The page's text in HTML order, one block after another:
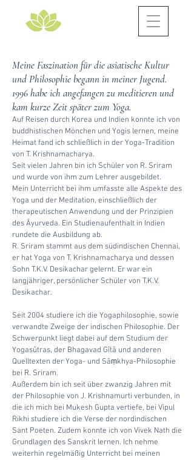
Meine Faszination für die asiatische Kultur
und Philosophie begann in meiner Jugend.
1996 habe ich angefangen zu meditieren und
kam kurze Zeit später zum Yoga.
Auf Reisen durch Korea und Indien konnte ich von
buddhistischen Mönchen und Yogis lernen, meine
Heimat fand ich schließlich in der Yoga-Tradition
von T. Krishnamacharya.
Seit vielen Jahren bin ich Schüler von R. Sriram
und wurde von ihm zum Lehrer ausgebildet.
Mein Unterricht bei ihm umfasste alle Aspekte des
Yoga und der Meditation, einschließlich der
therapeutischen Anwendung und der Prinzipien
des Āyurveda. Ein Studienaufenthalt in Indien
rundete die Ausbildung ab.
R. Sriram stammt aus dem südindischen Chennai,
er hat Yoga von T. Krishnamacharya und dessen
Sohn T.K.V. Desikachar gelernt. Er war ein
langjähriger, persönlicher Schüler von T.K.V.
Desikachar.
Seit 2004 studiere ich die Yogaphilosophie, sowie
verwandte Zweige der indischen Philosophie. Der
Schwerpunkt liegt dabei auf dem Studium der
Yogasūtras, der Bhagavad Gītā und anderen
Quelltexten der Yoga- und Sāṃkhya-Philosophie
bei R. Sriram.
Außerdem bin ich seit über zwanzig Jahren mit
der Philosophie von J. Krishnamurti verbunden, in
die ich mich bei Mukesh Gupta vertiefe, bei Vipul
Rikhi studiere ich die Verse der nordindischen
Sant Poeten. Zudem konnte ich von Vivek Nath die
Grundlagen des Sanskrit lernen. Ich nehme
weiterhin regelmäßig Unterricht bei meinen